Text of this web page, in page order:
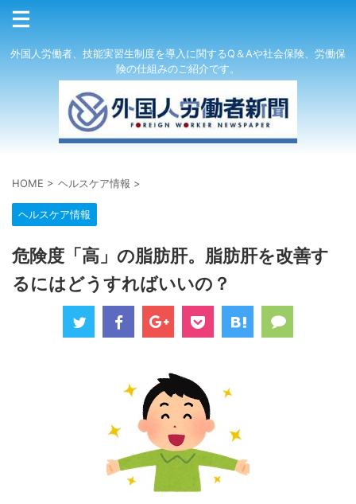
外国人労働者、技能実習生制度を導入に関するQ＆Aや社会保険、労働保
険の仕組みのご紹介です。
HOME > ヘルスケア情報 >
ヘルスケア情報
危険度「高」の脂肪肝。脂肪肝を改善す
るにはどうすればいいの？